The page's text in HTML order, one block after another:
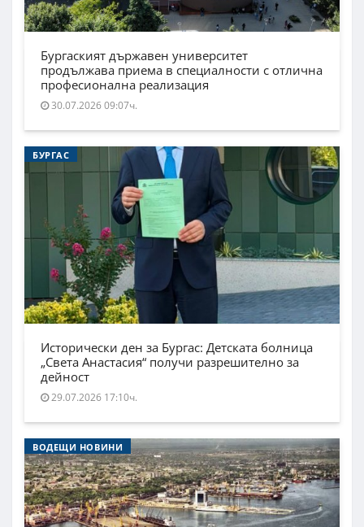
Бургаският държавен университет
продължава приема в специалности с отлична
професионална реализация
30.07.2026 09:07ч.
БУРГАС
Исторически ден за Бургас: Детската болница
„Света Анастасия“ получи разрешително за
дейност
29.07.2026 17:10ч.
ВОДЕЩИ НОВИНИ